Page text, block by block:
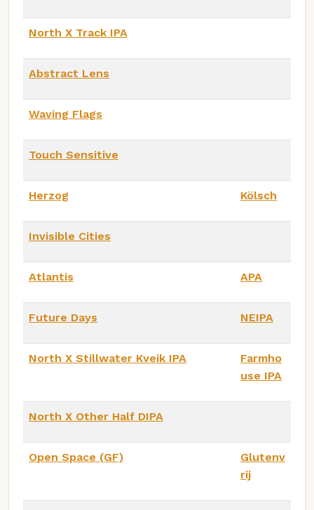
North X Track IPA
Abstract Lens
Waving Flags
Touch Sensitive
Herzog Kölsch
Invisible Cities
Atlantis APA
Future Days NEIPA
North X Stillwater Kveik IPA
Farmho
use IPA
North X Other Half DIPA
Open Space (GF)
Glutenv
rij